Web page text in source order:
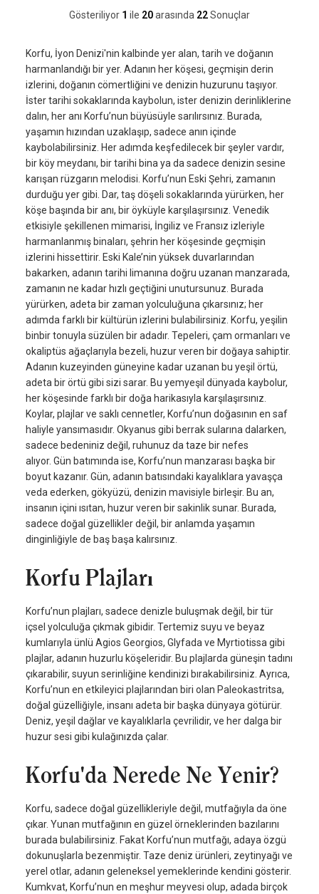
Gösteriliyor 1 ile 20arasında 22Sonuçlar
Korfu, İyon Denizi'nin kalbinde yer alan, tarih ve doğanın
harmanlandığı bir yer. Adanın her köşesi, geçmişin derin
izlerini, doğanın cömertliğini ve denizin huzurunu taşıyor.
İster tarihi sokaklarında kaybolun, ister denizin derinliklerine
dalın, her anı Korfu’nun büyüsüyle sarılırsınız. Burada,
yaşamın hızından uzaklaşıp, sadece anın içinde
kaybolabilirsiniz. Her adımda keşfedilecek bir şeyler vardır,
bir köy meydanı, bir tarihi bina ya da sadece denizin sesine
karışan rüzgarın melodisi. Korfu’nun Eski Şehri, zamanın
durduğu yer gibi. Dar, taş döşeli sokaklarında yürürken, her
köşe başında bir anı, bir öyküyle karşılaşırsınız. Venedik
etkisiyle şekillenen mimarisi, İngiliz ve Fransız izleriyle
harmanlanmış binaları, şehrin her köşesinde geçmişin
izlerini hissettirir. Eski Kale’nin yüksek duvarlarından
bakarken, adanın tarihi limanına doğru uzanan manzarada,
zamanın ne kadar hızlı geçtiğini unutursunuz. Burada
yürürken, adeta bir zaman yolculuğuna çıkarsınız; her
adımda farklı bir kültürün izlerini bulabilirsiniz. Korfu, yeşilin
binbir tonuyla süzülen bir adadır. Tepeleri, çam ormanları ve
okaliptüs ağaçlarıyla bezeli, huzur veren bir doğaya sahiptir.
Adanın kuzeyinden güneyine kadar uzanan bu yeşil örtü,
adeta bir örtü gibi sizi sarar. Bu yemyeşil dünyada kaybolur,
her köşesinde farklı bir doğa harikasıyla karşılaşırsınız.
Koylar, plajlar ve saklı cennetler, Korfu’nun doğasının en saf
haliyle yansımasıdır. Okyanus gibi berrak sularına dalarken,
sadece bedeniniz değil, ruhunuz da taze bir nefes
alıyor. Gün batımında ise, Korfu’nun manzarası başka bir
boyut kazanır. Gün, adanın batısındaki kayalıklara yavaşça
veda ederken, gökyüzü, denizin mavisiyle birleşir. Bu an,
insanın içini ısıtan, huzur veren bir sakinlik sunar. Burada,
sadece doğal güzellikler değil, bir anlamda yaşamın
dinginliğiyle de baş başa kalırsınız.
Korfu Plajları
Korfu’nun plajları, sadece denizle buluşmak değil, bir tür
içsel yolculuğa çıkmak gibidir. Tertemiz suyu ve beyaz
kumlarıyla ünlü Agios Georgios, Glyfada ve Myrtiotissa gibi
plajlar, adanın huzurlu köşeleridir. Bu plajlarda güneşin tadını
çıkarabilir, suyun serinliğine kendinizi bırakabilirsiniz. Ayrıca,
Korfu’nun en etkileyici plajlarından biri olan Paleokastritsa,
doğal güzelliğiyle, insanı adeta bir başka dünyaya götürür.
Deniz, yeşil dağlar ve kayalıklarla çevrilidir, ve her dalga bir
huzur sesi gibi kulağınızda çalar.
Korfu'da Nerede Ne Yenir?
Korfu, sadece doğal güzellikleriyle değil, mutfağıyla da öne
çıkar. Yunan mutfağının en güzel örneklerinden bazılarını
burada bulabilirsiniz. Fakat Korfu’nun mutfağı, adaya özgü
dokunuşlarla bezenmiştir. Taze deniz ürünleri, zeytinyağı ve
yerel otlar, adanın geleneksel yemeklerinde kendini gösterir.
Kumkvat, Korfu’nun en meşhur meyvesi olup, adada birçok